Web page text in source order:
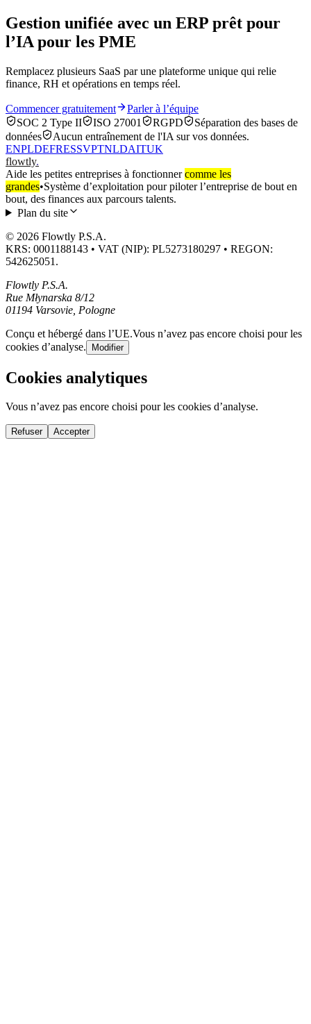
Gestion unifiée avec un ERP prêt pour
l’IA pour les PME
Remplacez plusieurs SaaS par une plateforme unique qui relie
finance, RH et opérations en temps réel.
Commencer gratuitement
Parler à l’équipe
SOC 2 Type II
ISO 27001 RGPD
Séparation des bases de
données
Aucun entraînement de l'IA sur vos données.
ENPLDEFRESSVPTNLDAITUK
flowtly.
Aide les petites entreprises à fonctionnercomme les
grandes•Système d’exploitation pour piloter l’entreprise de bout en
bout, des finances aux parcours talents.
Plan du site
© 2026 Flowtly P.S.A.
KRS: 0001188143 • VAT (NIP): PL5273180297 • REGON:
542625051.
Flowtly P.S.A.
Rue Młynarska 8/12
01194 Varsovie, Pologne
Conçu et hébergé dans l’UE.Vous n’avez pas encore choisi pour les
cookies d’analyse.
Modifier
Cookies analytiques
Vous n’avez pas encore choisi pour les cookies d’analyse.
Refuser Accepter